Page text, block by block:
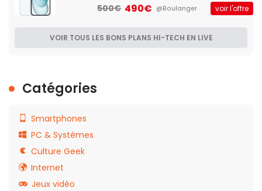
500€ 490€ @Boulanger voir l'offre
VOIR TOUS LES BONS PLANS HI-TECH EN LIVE
Catégories
Smartphones
PC & Systèmes
Culture Geek
Internet
Jeux vidéo